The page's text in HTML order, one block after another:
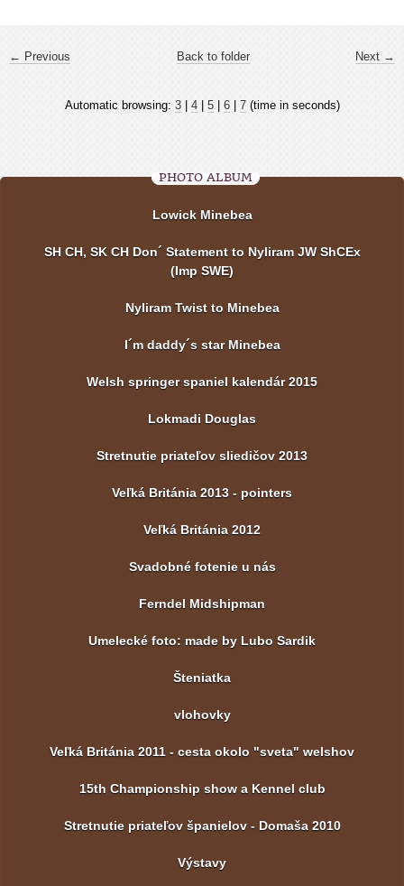
← Previous Next →
Back to folder
Automatic browsing: 3| 4| 5| 6| 7(time in seconds)
PHOTO ALBUM
Lowick Minebea
SH CH, SK CH Don´ Statement to Nyliram JW ShCEx
(Imp SWE)
Nyliram Twist to Minebea
I´m daddy´s star Minebea
Welsh springer spaniel kalendár 2015
Lokmadi Douglas
Stretnutie priateľov sliedičov 2013
Veľká Británia 2013 - pointers
Veľká Británia 2012
Svadobné fotenie u nás
Ferndel Midshipman
Umelecké foto: made by Lubo Sardik
Šteniatka
vlohovky
Veľká Británia 2011 - cesta okolo "sveta" welshov
15th Championship show a Kennel club
Stretnutie priateľov španielov - Domaša 2010
Výstavy